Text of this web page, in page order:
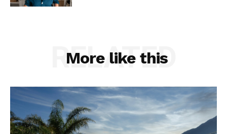
More like this
RELATED